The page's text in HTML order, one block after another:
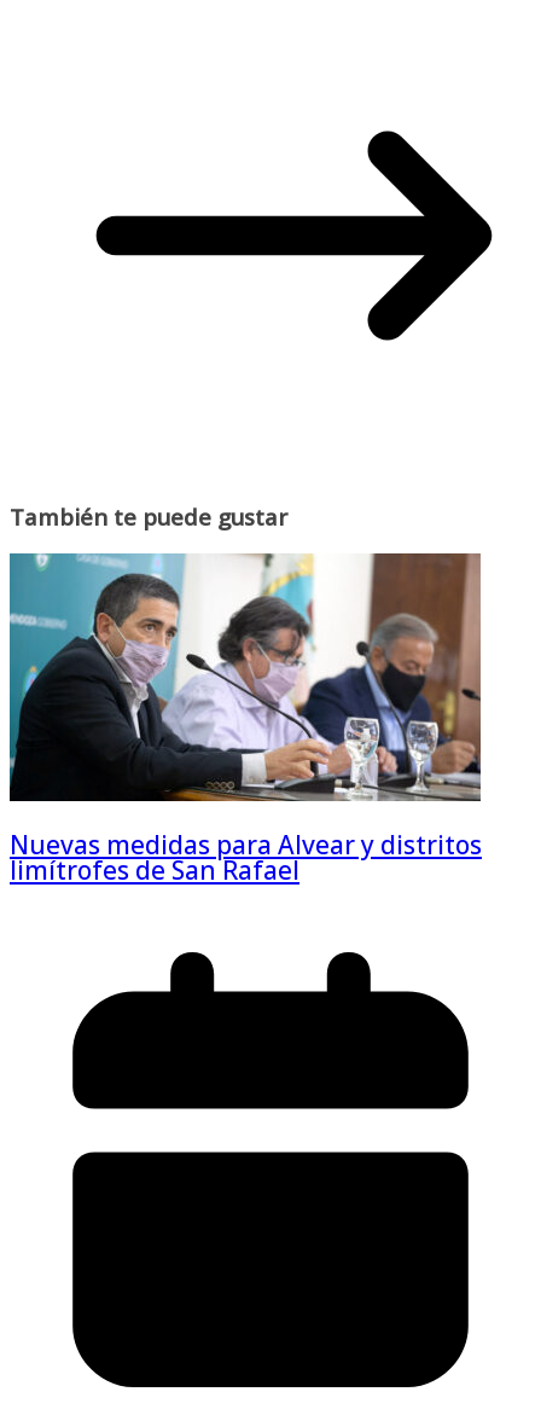
También te puede gustar
Nuevas medidas para Alvear y distritos
limítrofes de San Rafael